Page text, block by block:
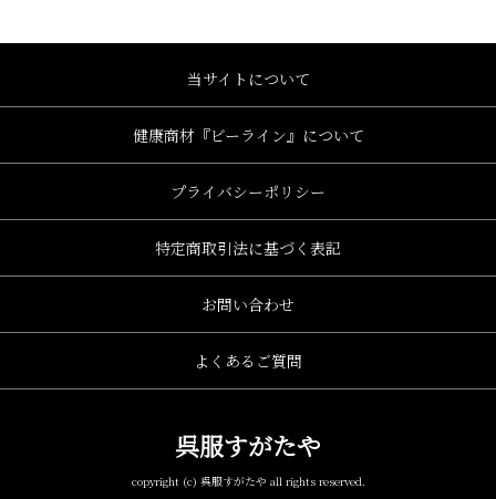
当サイトについて
健康商材『ビーライン』について
プライバシーポリシー
特定商取引法に基づく表記
お問い合わせ
よくあるご質問
呉服すがたや
copyright (c) 呉服すがたや all rights reserved.